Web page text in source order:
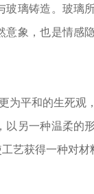
璃铸造。玻璃
象，也是情感
为平和的生死观
另一种温柔的
艺获得一种对材